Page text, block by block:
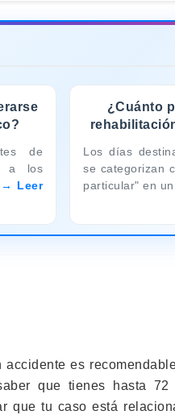
de
a los
Leer
¿Cuánto
Los días
se categorizan
particular" en
es
que tienes hasta
que tu caso está